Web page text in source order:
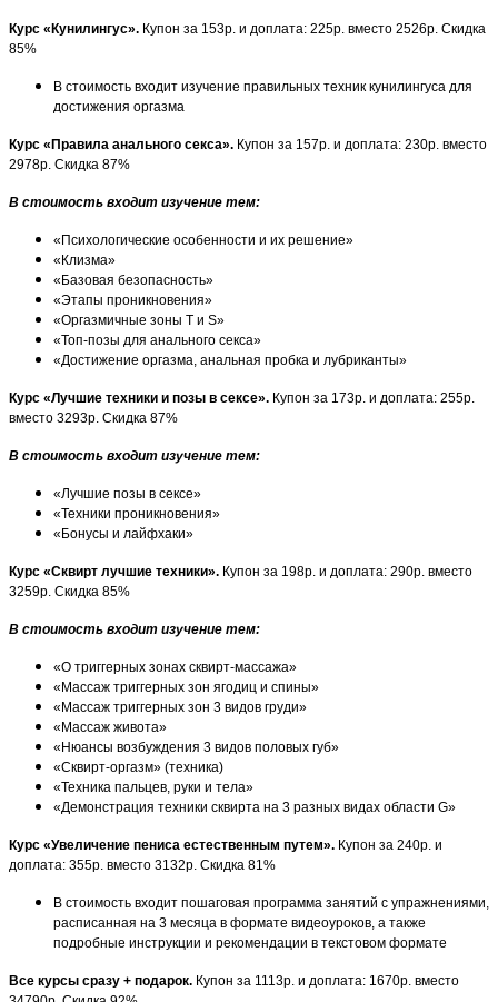
Курс «Кунилингус». Купон за 153р. и доплата: 225р. вместо 2526р. Скидка
85%
В стоимость входит изучение правильных техник кунилингуса для
достижения оргазма
Курс «Правила анального секса». Купон за 157р. и доплата: 230р. вместо
2978р. Скидка 87%
В стоимость входит изучение тем:
«Психологические особенности и их решение»
«Клизма»
«Базовая безопасность»
«Этапы проникновения»
«Оргазмичные зоны T и S»
«Топ-позы для анального секса»
«Достижение оргазма, анальная пробка и лубриканты»
Курс «Лучшие техники и позы в сексе». Купон за 173р. и доплата: 255р.
вместо 3293р. Скидка 87%
В стоимость входит изучение тем:
«Лучшие позы в сексе»
«Техники проникновения»
«Бонусы и лайфхаки»
Курс «Сквирт лучшие техники». Купон за 198р. и доплата: 290р. вместо
3259р. Скидка 85%
В стоимость входит изучение тем:
«О триггерных зонах сквирт-массажа»
«Массаж триггерных зон ягодиц и спины»
«Массаж триггерных зон 3 видов груди»
«Массаж живота»
«Нюансы возбуждения 3 видов половых губ»
«Сквирт-оргазм» (техника)
«Техника пальцев, руки и тела»
«Демонстрация техники сквирта на 3 разных видах области G»
Курс «Увеличение пениса естественным путем». Купон за 240р. и
доплата: 355р. вместо 3132р. Скидка 81%
В стоимость входит пошаговая программа занятий с упражнениями,
расписанная на 3 месяца в формате видеоуроков, а также
подробные инструкции и рекомендации в текстовом формате
Все курсы сразу + подарок. Купон за 1113р. и доплата: 1670р. вместо